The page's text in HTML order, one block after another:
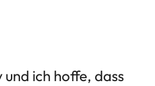
ich hoffe, dass